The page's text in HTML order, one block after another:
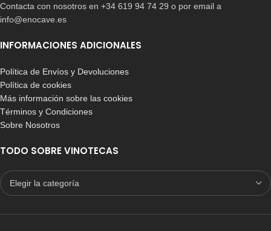
Contacta con nosotros en +34 619 94 74 29 o por email a
info@enocave.es
INFORMACIONES ADICIONALES
Política de Envíos y Devoluciones
Política de cookies
Más información sobre las cookies
Términos y Condiciones
Sobre Nosotros
TODO SOBRE VINOTECAS